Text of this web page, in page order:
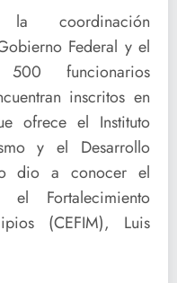
coordinación
Federal y el
funcionarios
inscritos en
ofrece el Instituto
y el Desarrollo
dio a conocer el
el Fortalecimiento
(CEFIM), Luis